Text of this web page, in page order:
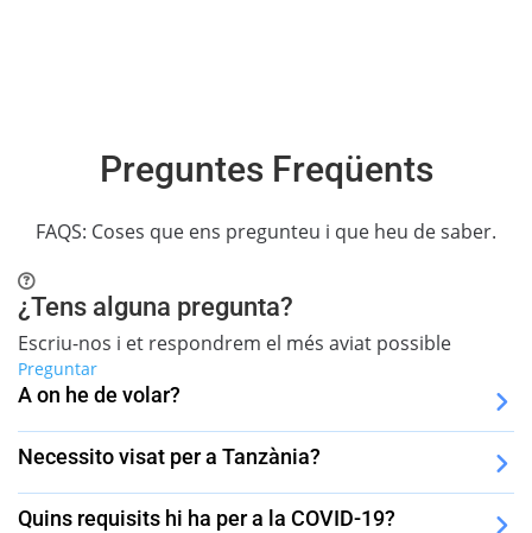
Preguntes Freqüents
FAQS: Coses que ens pregunteu i que heu de saber.
¿Tens alguna pregunta?
Escriu-nos i et respondrem el més aviat possible
Preguntar
A on he de volar?
Necessito visat per a Tanzània?
Quins requisits hi ha per a la COVID-19?